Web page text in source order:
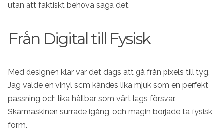
utan att faktiskt behöva säga det.
Från Digital till Fysisk
Med designen klar var det dags att gå från pixels till tyg.
Jag valde en vinyl som kändes lika mjuk som en perfekt
passning och lika hållbar som vårt lags försvar.
Skärmaskinen surrade igång, och magin började ta fysisk
form.